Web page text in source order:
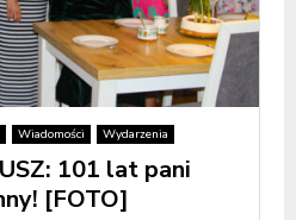
Wiadomości Wydarzenia
101 lat pani
[FOTO]